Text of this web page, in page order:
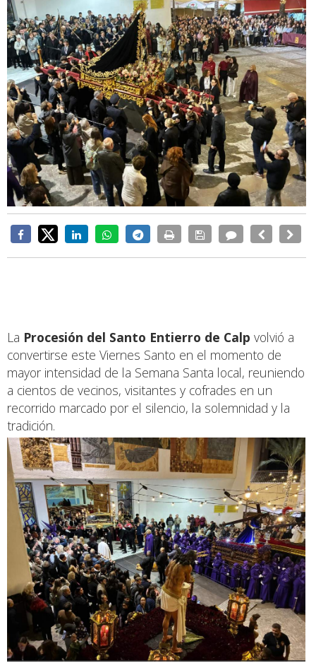
La Procesión del Santo Entierro de Calp volvió a
convertirse este Viernes Santo en el momento de
mayor intensidad de la Semana Santa local, reuniendo
a cientos de vecinos, visitantes y cofrades en un
recorrido marcado por el silencio, la solemnidad y la
tradición.